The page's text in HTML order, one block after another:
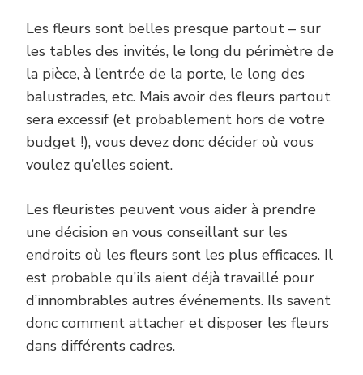
Les fleurs sont belles presque partout – sur
les tables des invités, le long du périmètre de
la pièce, à l’entrée de la porte, le long des
balustrades, etc. Mais avoir des fleurs partout
sera excessif (et probablement hors de votre
budget !), vous devez donc décider où vous
voulez qu’elles soient.
Les fleuristes peuvent vous aider à prendre
une décision en vous conseillant sur les
endroits où les fleurs sont les plus efficaces. Il
est probable qu’ils aient déjà travaillé pour
d’innombrables autres événements. Ils savent
donc comment attacher et disposer les fleurs
dans différents cadres.